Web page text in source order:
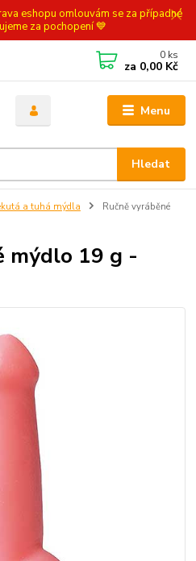
eshopu omlouvám se za případné
za pochopení 💙
Menu
Hledat
0 ks
za 0,00 Kč
a tuhá mýdla
Ručně vyráběné
mýdlo 19 g -